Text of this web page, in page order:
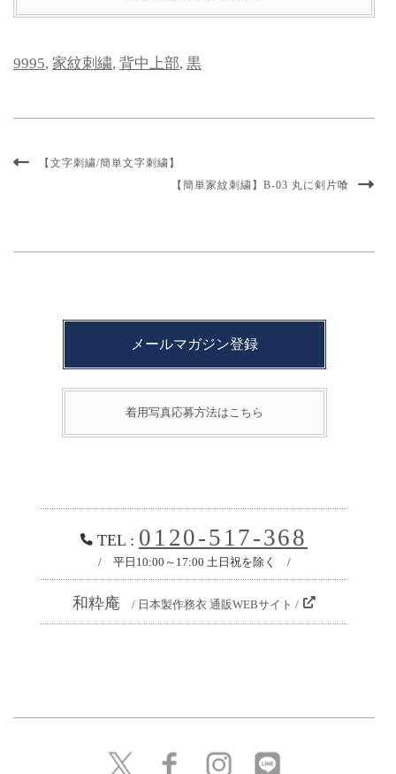
9995, 家紋刺繍, 背中上部, 黒
【文字刺繍/簡単文字刺繍】
【簡単家紋刺繍】B-03 丸に剣片喰
メールマガジン登録
着用写真応募方法はこちら
TEL : 0120-517-368
/ 平日10:00～17:00 土日祝を除く /
和粋庵 / 日本製作務衣 通販WEBサイト /